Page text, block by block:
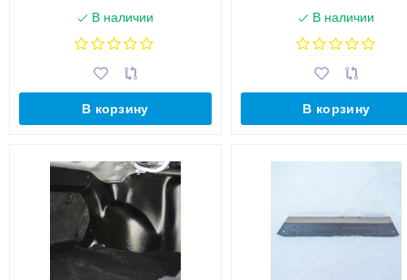
В наличии
В корзину
В наличии
В корзину